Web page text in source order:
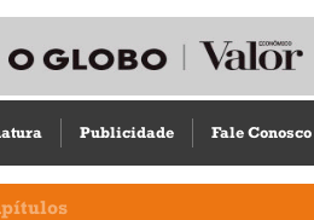
Publicidade Fale Conosco